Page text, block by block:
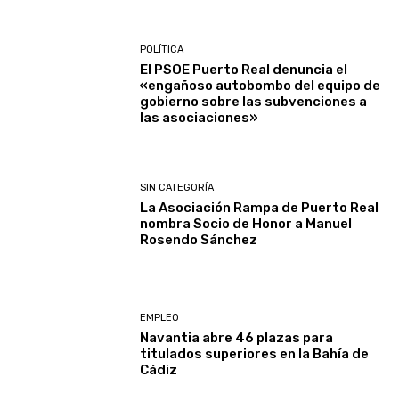
POLÍTICA
El PSOE Puerto Real denuncia el
«engañoso autobombo del equipo de
gobierno sobre las subvenciones a
las asociaciones»
SIN CATEGORÍA
La Asociación Rampa de Puerto Real
nombra Socio de Honor a Manuel
Rosendo Sánchez
EMPLEO
Navantia abre 46 plazas para
titulados superiores en la Bahía de
Cádiz